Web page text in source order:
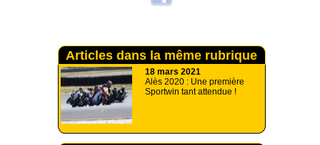
Articles dans la même rubrique
18 mars 2021
Alès 2020 : Une première
Sportwin tant attendue !